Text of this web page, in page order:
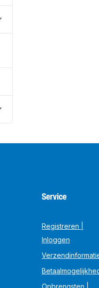
Service
Registreren |
Inloggen
Opbrengsten |